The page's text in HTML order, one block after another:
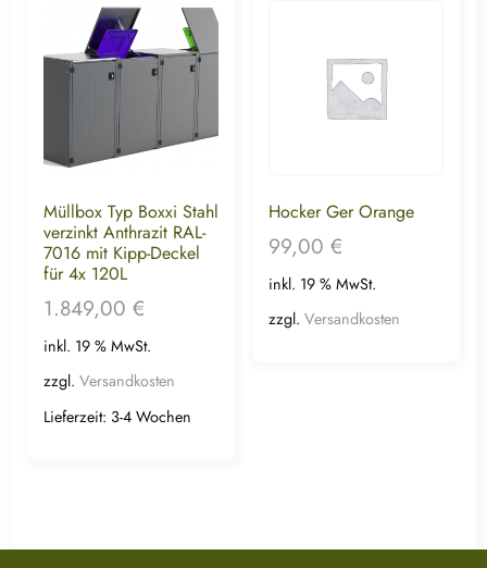
Müllbox Typ Boxxi Stahl
verzinkt Anthrazit RAL-
7016 mit Kipp-Deckel
für 4x 120L
1.849,00 €
inkl. 19 % MwSt.
zzgl. Versandkosten
Lieferzeit: 3-4 Wochen
Hocker Ger Orange
99,00 €
inkl. 19 % MwSt.
zzgl. Versandkosten